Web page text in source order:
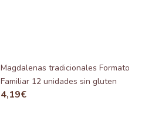
Magdalenas tradicionales Formato
Familiar 12 unidades sin gluten
4,19€